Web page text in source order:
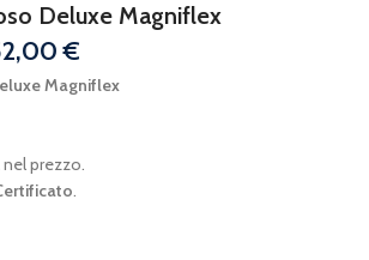
Deluxe Magniflex
€
Magniflex
nel prezzo.
.